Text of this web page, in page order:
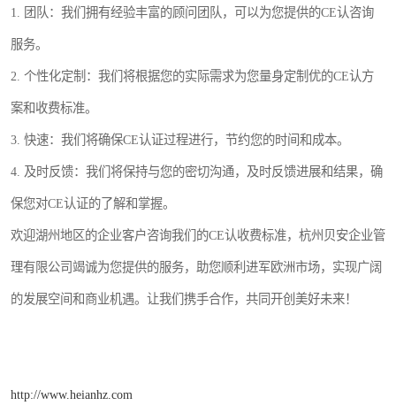
1. 团队：我们拥有经验丰富的顾问团队，可以为您提供的CE认咨询
服务。
2. 个性化定制：我们将根据您的实际需求为您量身定制优的CE认方
案和收费标准。
3. 快速：我们将确保CE认证过程进行，节约您的时间和成本。
4. 及时反馈：我们将保持与您的密切沟通，及时反馈进展和结果，确
保您对CE认证的了解和掌握。
欢迎湖州地区的企业客户咨询我们的CE认收费标准，杭州贝安企业管
理有限公司竭诚为您提供的服务，助您顺利进军欧洲市场，实现广阔
的发展空间和商业机遇。让我们携手合作，共同开创美好未来！
http://www.heianhz.com